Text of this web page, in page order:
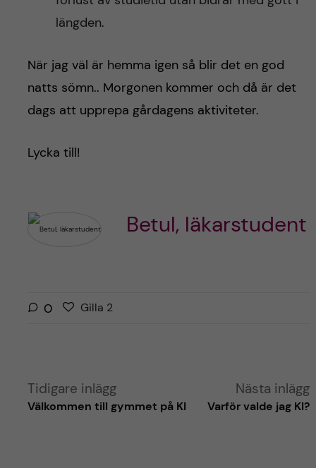
längden.
När jag väl är hemma igen så blir det en god
natts sömn.. Morgonen kommer och då är det
dags att upprepa gårdagens aktiviteter.
Lycka till!
Betul, läkarstudent
0
G
a
i
Gilla 2g
r
i
Tidigare inlägg
Välkommen till gymmet på KI
Nästa inlägg
Varför valde jag KI?